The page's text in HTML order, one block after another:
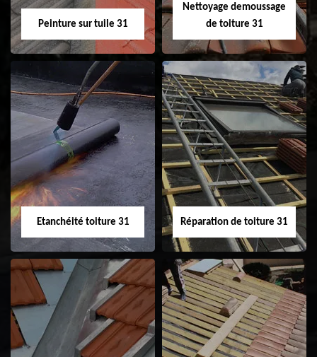
Peinture sur tuile 31
Peinture sur tuile
31
Nettoyage demoussage
de toiture 31
Nettoyage
demoussage de
toiture 31
Etanchéité toiture 31
Etanchéité toiture
31
Réparation de toiture 31
Réparation de
toiture 31